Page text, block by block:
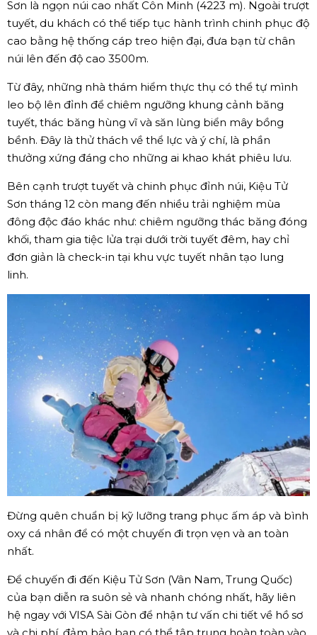
Sơn là ngọn núi cao nhất Côn Minh (4223 m). Ngoài trượt
tuyết, du khách có thể tiếp tục hành trình chinh phục độ
cao bằng hệ thống cáp treo hiện đại, đưa bạn từ chân
núi lên đến độ cao 3500m.
Từ đây, những nhà thám hiểm thực thụ có thể tự mình
leo bộ lên đỉnh để chiêm ngưỡng khung cảnh băng
tuyết, thác băng hùng vĩ và săn lùng biển mây bồng
bềnh. Đây là thử thách về thể lực và ý chí, là phần
thưởng xứng đáng cho những ai khao khát phiêu lưu.
Bên cạnh trượt tuyết và chinh phục đỉnh núi, Kiệu Tử
Sơn tháng 12 còn mang đến nhiều trải nghiệm mùa
đông độc đáo khác như: chiêm ngưỡng thác băng đóng
khối, tham gia tiệc lửa trại dưới trời tuyết đêm, hay chỉ
đơn giản là check-in tại khu vực tuyết nhân tạo lung
linh.
Đừng quên chuẩn bị kỹ lưỡng trang phục ấm áp và bình
oxy cá nhân để có một chuyến đi trọn vẹn và an toàn
nhất.
Để chuyến đi đến Kiệu Tử Sơn (Vân Nam, Trung Quốc)
của bạn diễn ra suôn sẻ và nhanh chóng nhất, hãy liên
hệ ngay với VISA Sài Gòn để nhận tư vấn chi tiết về hồ sơ